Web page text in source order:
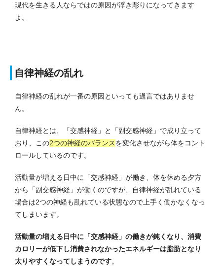
現代を生きる人ならではの原因が浮き彫りになってきます
よ。
自律神経の乱れ
自律神経の乱れが一番の原因といっても過言ではありませ
ん。
自律神経とは、「交感神経」と「副交感神経」で成り立って
おり、この2つの神経のバランスを変化させながら体をコント
ロールしているのです。
活動量が増える日中に「交感神経」が働き、体を休める夕方
から「副交感神経」が働くのですが、自律神経が乱れている
場合は2つの神経も乱れている状態なので上手く働かなくなっ
てしまいます。
活動量の増える日中に「交感神経」の働きが鈍くなり、消費
カロリーが低下し消費されなかったエネルギーは脂肪となり
太りやすくなってしまうのです。